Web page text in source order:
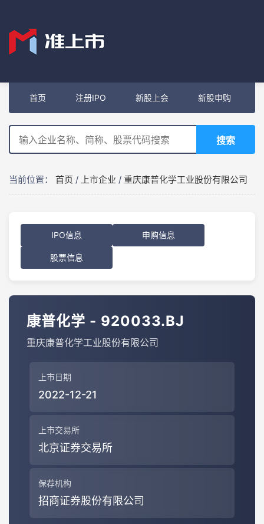
首页 注册IPO 新股上会 新股申购
搜索
当前位置： 首页 / 上市企业 / 重庆康普化学工业股份有限公司
IPO信息 申购信息
股票信息
康普化学 - 920033.BJ
重庆康普化学工业股份有限公司
上市日期
2022-12-21
上市交易所
北京证券交易所
保荐机构
招商证券股份有限公司